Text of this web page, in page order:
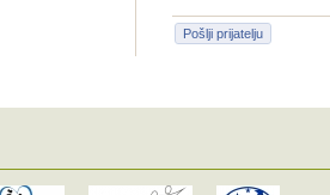
Pošlji prijatelju